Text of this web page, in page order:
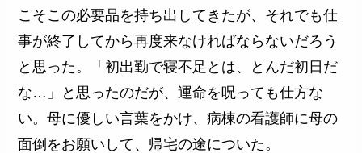
こそこの必要品を持ち出してきたが、それでも仕
事が終了してから再度来なければならないだろう
と思った。「初出勤で寝不足とは、とんだ初日だ
な…」と思ったのだが、運命を呪っても仕方な
い。母に優しい言葉をかけ、病棟の看護師に母の
面倒をお願いして、帰宅の途についた。